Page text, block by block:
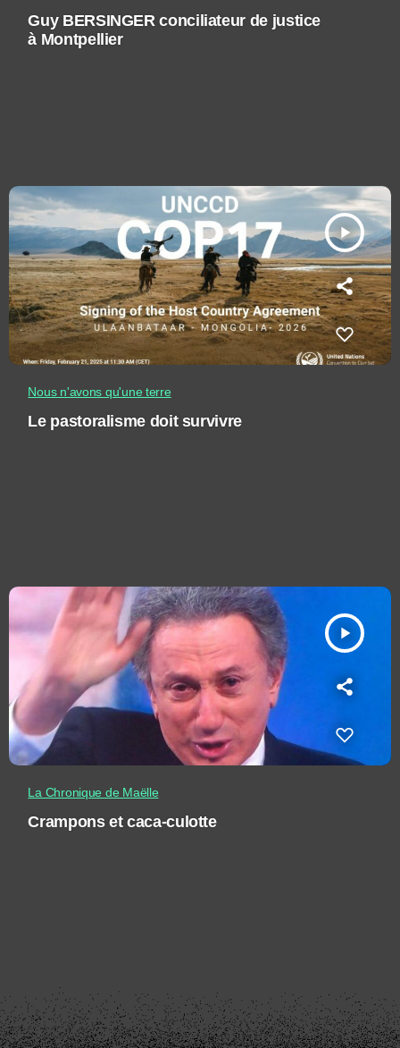
Guy BERSINGER conciliateur de justice
à Montpellier
play_arrow
Nous n'avons qu'une terre
Le pastoralisme doit survivre
play_arrow
La Chronique de Maëlle
Crampons et caca-culotte